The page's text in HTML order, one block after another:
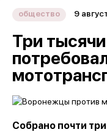
общество 9
Три
Собрано почти